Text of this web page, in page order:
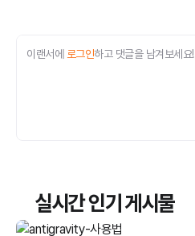
이랜서에 로그인하고 댓글을 남겨보세요!
실시간 인기 게시물